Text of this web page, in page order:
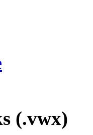
(.vwx)